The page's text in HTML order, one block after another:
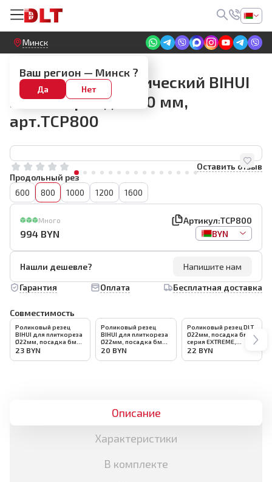
Круглосуточный! Прием заявок на сайте
Минск
Ваш регион — Минск ?
Да Нет
Плиткорезы BIHUI
Плиткорез механический BIHUI
STRONG рез до 800 мм,
арт.TCP800
Оставить отзыв
Продольный рез
600
800 1000 1200 1600
Много Артикул:TCP800
994 BYN BYN
Нашли дешевле?
Напишите нам
Гарантия
Оплата Бесплатная доставка
Совместимость
Роликовый резец
BIHUI для плиткореза
Ø22мм, посадка 6мм,
арт.LFMC5-SW
23 BYN
Роликовый резец
BIHUI для плиткореза
Ø22мм, посадка 6мм,
арт.TCM-SW
20 BYN
Роликовый резец DLT
Ø22мм, посадка 6мм,
серия EXTREME,
арт.0161
22 BYN
Описание
Характеристики
В комплекте